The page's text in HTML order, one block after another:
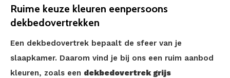
Ruime keuze kleuren eenpersoons
dekbedovertrekken
Een dekbedovertrek bepaalt de sfeer van je
slaapkamer. Daarom vind je bij ons een ruim aanbod
kleuren, zoals een dekbedovertrek grijs